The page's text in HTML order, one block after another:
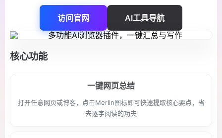
访问官网 AI工具导航
核心功能
一键网页总结
打开任意网页或博客，点击Merlin图标即可快速提取核心要点，省
去逐字阅读的功夫